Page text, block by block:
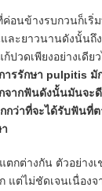
อนข้างรบกวนก็เริ่
ละยาวนานดังนั้นถึ
วดเพียงอย่างเดีย
การรักษา pulpitis มั
กจากฟันดังนั้นมันจะ
กว่าที่จะได้รับฟันที่ต
ตกต่างกัน ตัวอย่าง
แต่ไม่ชัดเจนเนื่อง